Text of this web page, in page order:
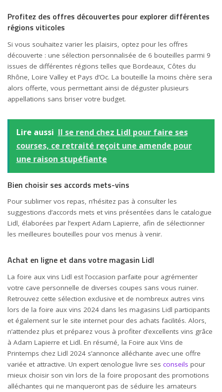
Profitez des offres découvertes pour explorer différentes
régions viticoles
Si vous souhaitez varier les plaisirs, optez pour les offres
découverte : une sélection personnalisée de 6 bouteilles parmi 9
issues de différentes régions telles que Bordeaux, Côtes du
Rhône, Loire Valley et Pays d’Oc. La bouteille la moins chère sera
alors offerte, vous permettant ainsi de déguster plusieurs
appellations sans briser votre budget.
Lire aussi Il se rend chez Lidl pour faire ses
courses, ce retraité reçoit une amende pour
une raison stupéfiante
Bien choisir ses accords mets-vins
Pour sublimer vos repas, n’hésitez pas à consulter les
suggestions d’accords mets et vins présentées dans le catalogue
Lidl, élaborées par l’expert Adam Lapierre, afin de sélectionner
les meilleures bouteilles pour vos menus à venir.
Achat en ligne et dans votre magasin Lidl
La foire aux vins Lidl est l’occasion parfaite pour agrémenter
votre cave personnelle de diverses coupes sans vous ruiner.
Retrouvez cette sélection exclusive et de nombreux autres vins
lors de la foire aux vins 2024 dans les magasins Lidl participants
et également sur le site internet pour des achats facilités. Alors,
n’attendez plus et préparez vous à profiter d’excellents vins grâce
à Adam Lapierre et Lidl. En résumé, la Foire aux Vins de
Printemps chez Lidl 2024 s’annonce alléchante avec une offre
variée et attractive. Un expert œnologue livre ses conseils pour
mieux choisir son vin lors de la foire proposant des promotions
alléchantes qui ne manqueront pas de séduire les amateurs